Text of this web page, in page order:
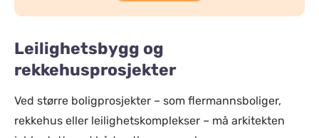
Leilighetsbygg og
rekkehusprosjekter
Ved større boligprosjekter – som flermannsboliger,
rekkehus eller leilighetskomplekser – må arkitekten